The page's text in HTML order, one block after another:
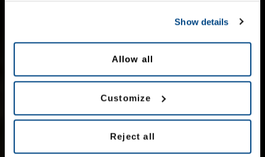
Show details
Allow all
Customize
Reject all
בסביבות עבודה מהירות. כמה מהיישומים המשמשים
לתיוג סטנדרטי הם תיוג למטרות אבטחה, תוויות
חסינות פגיעה, וכו'.